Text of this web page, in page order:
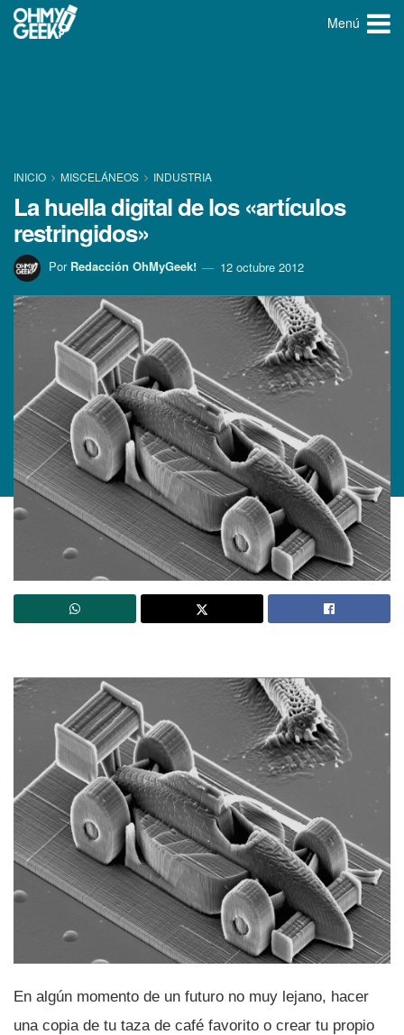
Menú
INICIO MISCELÁNEOS INDUSTRIA
La huella digital de los «artí­culos
restringidos»
Por Redacción OhMyGeek! 12 octubre 2012
En algún momento de un futuro no muy lejano, hacer
una copia de tu taza de café favorito o crear tu propio